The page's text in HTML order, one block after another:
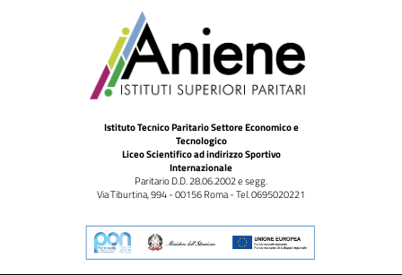
Istituto Tecnico Paritario Settore Economico e
Tecnologico
Liceo Scientifico ad indirizzo Sportivo
Internazionale
Paritario D.D. 28.06.2002 e segg.
Via Tiburtina, 994 - 00156 Roma - Tel. 0695020221